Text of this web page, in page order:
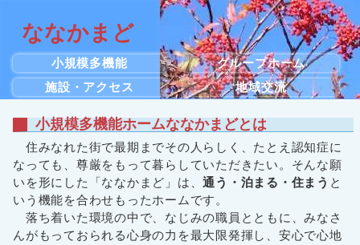
ななかまど
小規模多機能
グループホーム
施設・アクセス
地域交流
小規模多機能ホームななかまどとは
住みなれた街で最期までその人らしく、たとえ認知症に
なっても、尊厳をもって暮らしていただきたい。そんな願
いを形にした「ななかまど」は、通う・泊まる・住まう と
いう機能を合わせもったホームです。
落ち着いた環境の中で、なじみの職員とともに、みなさ
んがもっておられる心身の力を最大限発揮し、安心で心地